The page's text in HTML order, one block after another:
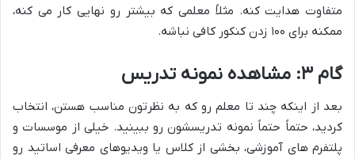
متفاوت هدایت کنه. مثلاً معلمی که بیشتر رو نهایی کار می کنه،
ممکنه برای ۱۰۰ زدن کنکور کافی نباشه.
گام ۳: مشاهده نمونه تدریس
بعد از اینکه چند تا معلم رو که به نظرتون مناسب هستن، انتخاب
کردید، حتماً حتماً نمونه تدریسشون رو ببینید. خیلی از موسسات و
پلتفرم های آموزشی، بخشی از کلاس یا ویدیوهای معرفی اساتید رو